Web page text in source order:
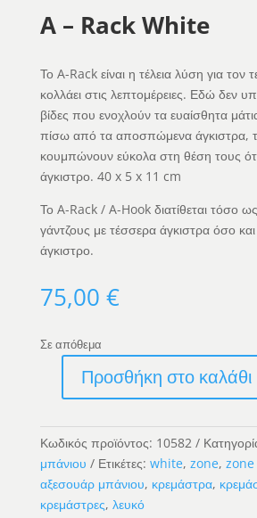
A – Rack White
Το A-Rack είναι η τέλεια λύση για τον
κολλάει στις λεπτομέρειες. Εδώ δεν
βίδες που ενοχλούν τα ευαίσθητα
πίσω από τα αποσπώμενα άγκιστρα,
κουμπώνουν εύκολα στη θέση τους
άγκιστρο. 40 x 5 x 11 cm
Το A-Rack / A-Hook διατίθεται τόσο
γάντζους με τέσσερα άγκιστρα όσο
άγκιστρο.
75,00 €
Σε απόθεμα
Rack
White
ποσότητα
Προσθήκη στο καλάθι
Κωδικός προϊόντος: 10582
μπάνιου
Ετικέτες: white, zone,
αξεσουάρ μπάνιου, κρεμάστρα,
κρεμάστρες, λευκό